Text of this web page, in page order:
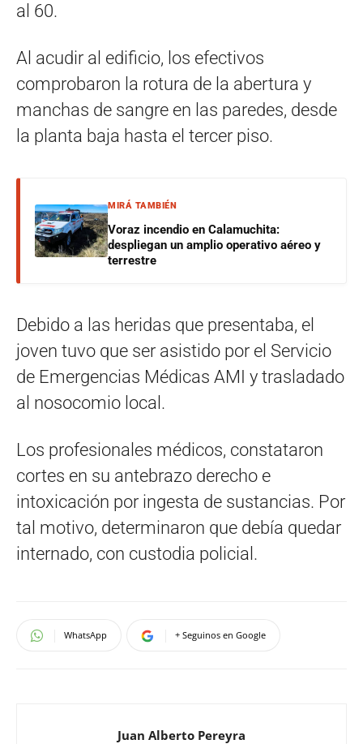
al 60.
Al acudir al edificio, los efectivos
comprobaron la rotura de la abertura y
manchas de sangre en las paredes, desde
la planta baja hasta el tercer piso.
MIRÁ TAMBIÉN
Voraz incendio en Calamuchita:
despliegan un amplio operativo aéreo y
terrestre
Debido a las heridas que presentaba, el
joven tuvo que ser asistido por el Servicio
de Emergencias Médicas AMI y trasladado
al nosocomio local.
Los profesionales médicos, constataron
cortes en su antebrazo derecho e
intoxicación por ingesta de sustancias. Por
tal motivo, determinaron que debía quedar
internado, con custodia policial.
WhatsApp + Seguinos en Google
Juan Alberto Pereyra